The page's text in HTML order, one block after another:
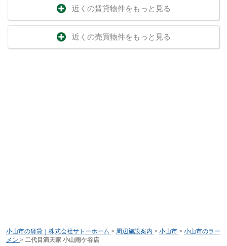
近くの賃貸物件をもっと見る
近くの売買物件をもっと見る
小山市の賃貸｜株式会社サトーホーム > 周辺施設案内 > 小山市 > 小山市のラー
メン > 二代目満天家 小山雨ケ谷店